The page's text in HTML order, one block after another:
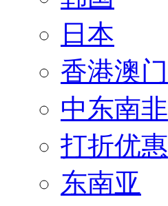
日本
香港澳门
中东南非
打折优惠
东南亚